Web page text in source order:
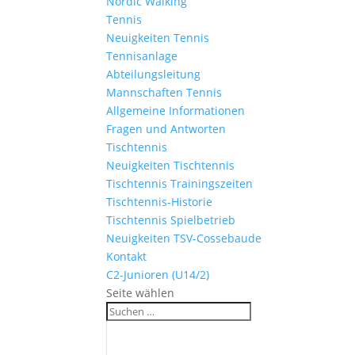
Tennis
Neuigkeiten Tennis
Tennisanlage
Abteilungsleitung
Mannschaften Tennis
Allgemeine Informationen
Fragen und Antworten
Tischtennis
Neuigkeiten Tischtennis
Tischtennis Trainingszeiten
Tischtennis-Historie
Tischtennis Spielbetrieb
Neuigkeiten TSV-Cossebaude
Kontakt
C2-Junioren (U14/2)
Seite wählen